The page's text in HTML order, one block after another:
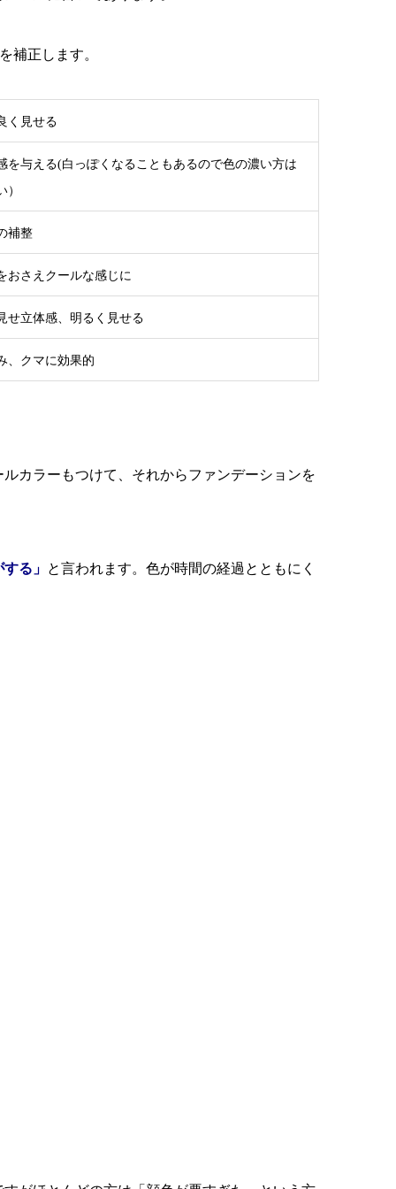
補正します。
く見せる
を与える(白っぽくなることもあるので色の濃い方は
）
補整
おさえクールな感じに
せ立体感、明るく見せる
、クマに効果的
カラーもつけて、それからファンデーションを
る」 と言われます。色が時間の経過とともにく